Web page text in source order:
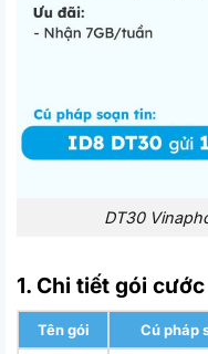
DT30
1. Chi tiết gói
Tên gói Cú pháp